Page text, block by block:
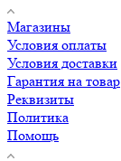
Магазины
Условия оплаты
Условия доставки
Гарантия на товар
Реквизиты
Политика
Помощь